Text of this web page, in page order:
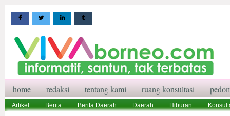
home redaksi tentang kami ruang konsultasi
Artikel Berita Berita Daerah Daerah Hiburan